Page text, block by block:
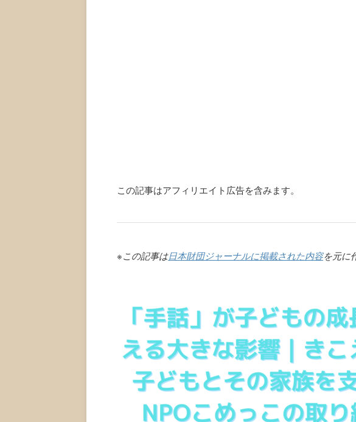
この記事はアフィリエイト広告を含みます。
※この記事は日本財団ジャーナルに掲載された内容を元に